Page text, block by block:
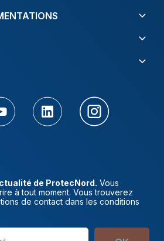
de ProtecNord. Vous
à tout moment. Vous trouverez
de contact dans les conditions